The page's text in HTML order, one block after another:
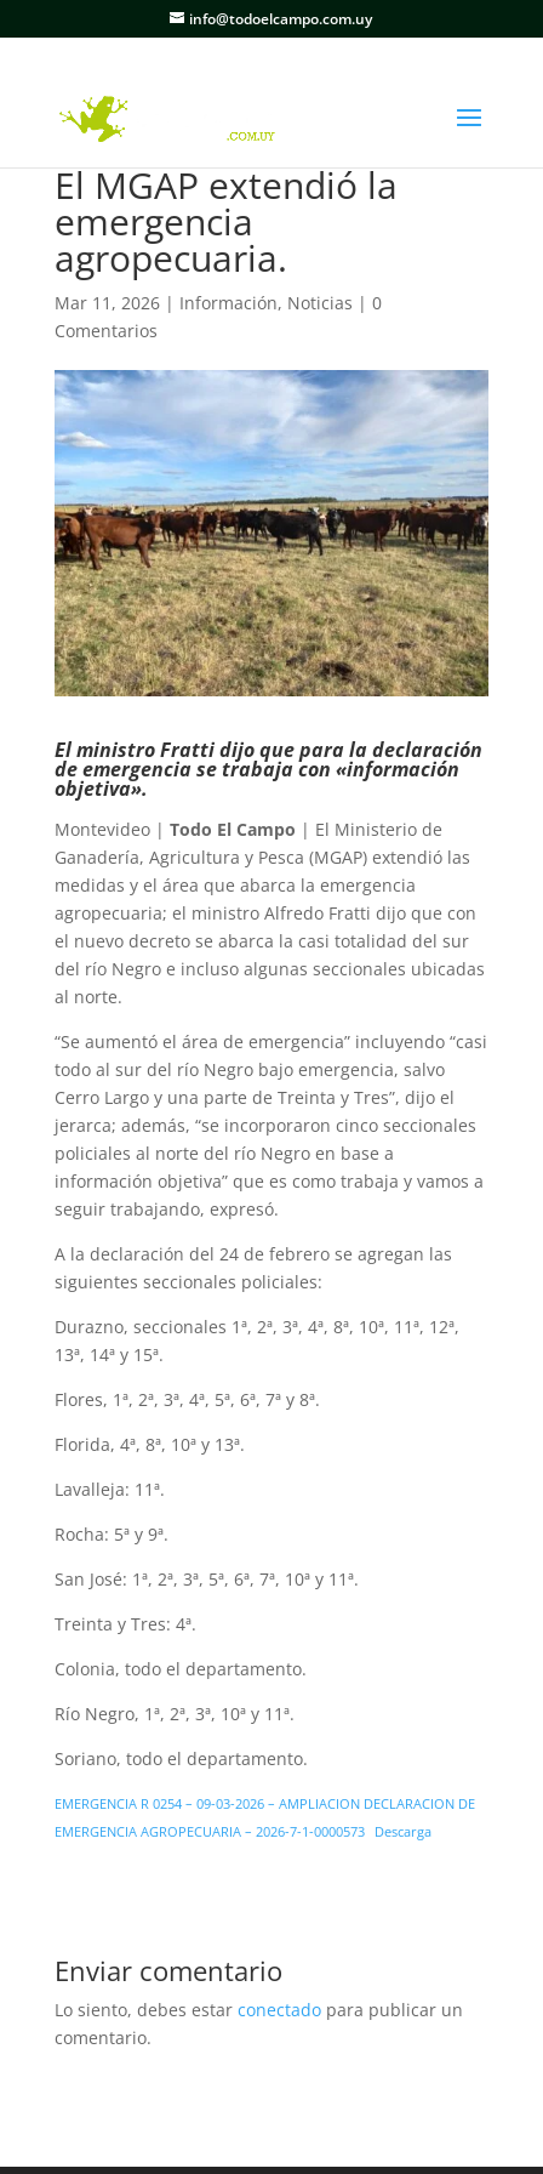
info@todoelcampo.com.uy
El MGAP extendió la
emergencia
agropecuaria.
Mar 11, 2026| Información, Noticias | 0
Comentarios
El ministro Fratti dijo que para la declaración
de emergencia se trabaja con «información
objetiva».
Montevideo | Todo El Campo | El Ministerio de
Ganadería, Agricultura y Pesca (MGAP) extendió las
medidas y el área que abarca la emergencia
agropecuaria; el ministro Alfredo Fratti dijo que con
el nuevo decreto se abarca la casi totalidad del sur
del río Negro e incluso algunas seccionales ubicadas
al norte.
“Se aumentó el área de emergencia” incluyendo “casi
todo al sur del río Negro bajo emergencia, salvo
Cerro Largo y una parte de Treinta y Tres”, dijo el
jerarca; además, “se incorporaron cinco seccionales
policiales al norte del río Negro en base a
información objetiva” que es como trabaja y vamos a
seguir trabajando, expresó.
A la declaración del 24 de febrero se agregan las
siguientes seccionales policiales:
Durazno, seccionales 1ª, 2ª, 3ª, 4ª, 8ª, 10ª, 11ª, 12ª,
13ª, 14ª y 15ª.
Flores, 1ª, 2ª, 3ª, 4ª, 5ª, 6ª, 7ª y 8ª.
Florida, 4ª, 8ª, 10ª y 13ª.
Lavalleja: 11ª.
Rocha: 5ª y 9ª.
San José: 1ª, 2ª, 3ª, 5ª, 6ª, 7ª, 10ª y 11ª.
Treinta y Tres: 4ª.
Colonia, todo el departamento.
Río Negro, 1ª, 2ª, 3ª, 10ª y 11ª.
Soriano, todo el departamento.
EMERGENCIA R 0254 – 09-03-2026 – AMPLIACION DECLARACION DE
EMERGENCIA AGROPECUARIA – 2026-7-1-0000573
Descarga
Enviar comentario
Lo siento, debes estar conectadopara publicar un
comentario.